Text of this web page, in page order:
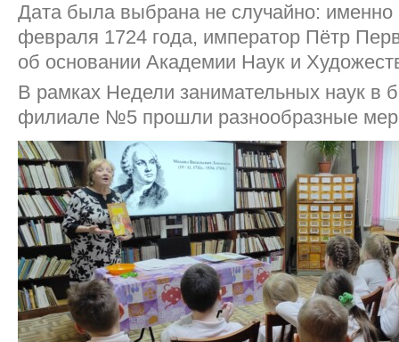
Дата была выбрана не случайно: именно
февраля 1724 года, император Пётр
об основании Академии Наук и
В рамках Недели занимательных наук в
филиале №5 прошли разнообразные